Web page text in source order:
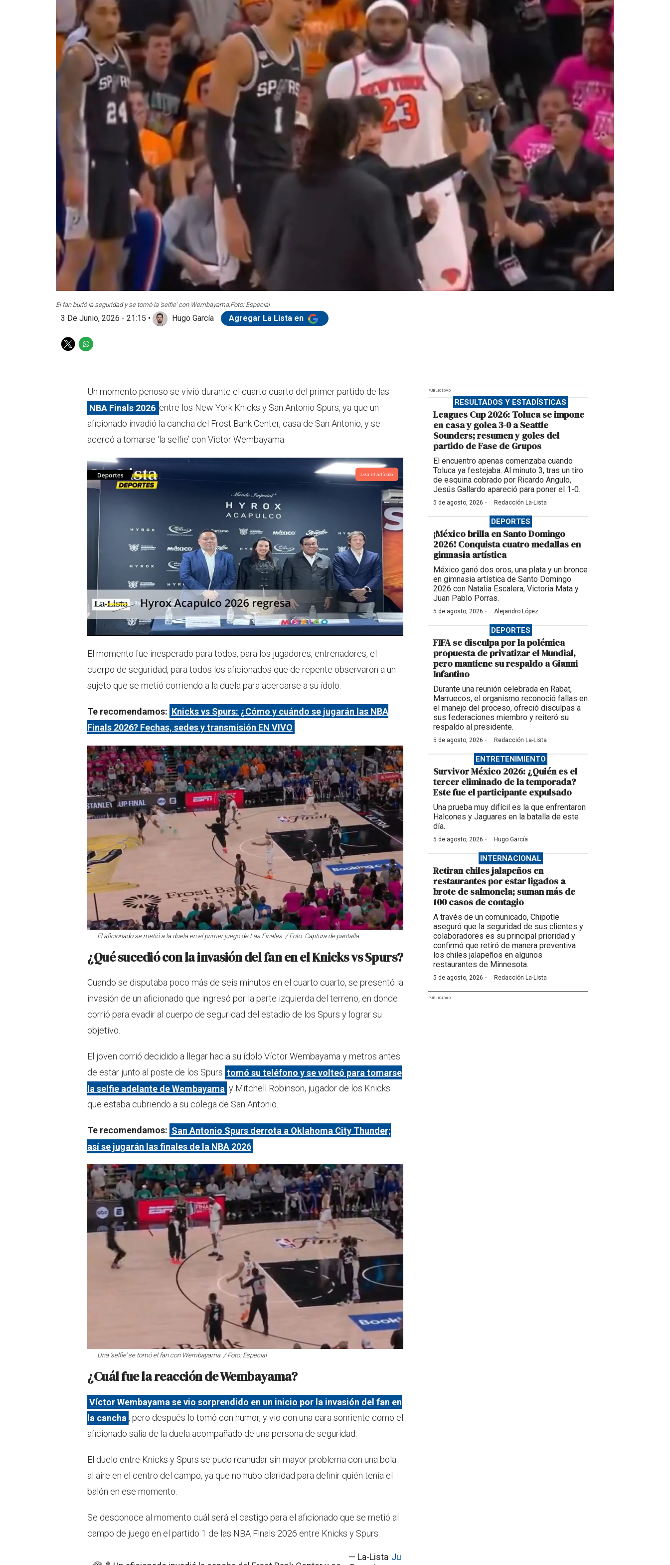
El fan burló la seguridad y se tomó la 'selfie' con Wembayama.Foto: Especial
3 De Junio, 2026 - 21:15 • Hugo García Agregar La Lista en
T
W
s
a
p
p
Un momento penoso se vivió durante el cuarto cuarto del primer partido de las
NBA Finals 2026 entre los New York Knicks y San Antonio Spurs, ya que un
aficionado invadió la cancha del Frost Bank Center, casa de San Antonio, y se
acercó a tomarse ‘la selfie’ con Víctor Wembayama.
Lea el artículo
El momento fue inesperado para todos, para los jugadores, entrenadores, el
cuerpo de seguridad, para todos los aficionados que de repente observaron a un
sujeto que se metió corriendo a la duela para acercarse a su ídolo.
Te recomendamos: Knicks vs Spurs: ¿Cómo y cuándo se jugarán las NBA
Finals 2026? Fechas, sedes y transmisión EN VIVO
El aficionado se metió a la duela en el primer juego de Las Finales. / Foto: Captura de pantalla
¿Qué sucedió con la invasión del fan en el Knicks vs Spurs?
Cuando se disputaba poco más de seis minutos en el cuarto cuarto, se presentó la
invasión de un aficionado que ingresó por la parte izquierda del terreno, en donde
corrió para evadir al cuerpo de seguridad del estadio de los Spurs y lograr su
objetivo.
El joven corrió decidido a llegar hacia su ídolo Víctor Wembayama y metros antes
de estar junto al poste de los Spurs tomó su teléfono y se volteó para tomarse
la selfie adelante de Wembayama y Mitchell Robinson, jugador de los Knicks
que estaba cubriendo a su colega de San Antonio.
Te recomendamos: San Antonio Spurs derrota a Oklahoma City Thunder;
así se jugarán las finales de la NBA 2026
Una ‘selfie’ se tomó el fan con Wembayama. / Foto: Especial
¿Cuál fue la reacción de Wembayama?
Víctor Wembayama se vio sorprendido en un inicio por la invasión del fan en
la cancha , pero después lo tomó con humor, y vio con una cara sonriente como el
aficionado salía de la duela acompañado de una persona de seguridad.
El duelo entre Knicks y Spurs se pudo reanudar sin mayor problema con una bola
al aire en el centro del campo, ya que no hubo claridad para definir quién tenía el
balón en ese momento.
Se desconoce al momento cuál será el castigo para el aficionado que se metió al
campo de juego en el partido 1 de las NBA Finals 2026 entre Knicks y Spurs.
— La-Lista Ju
PUBLICIDAD
RESULTADOS Y ESTADÍSTICAS
Leagues Cup 2026: Toluca se impone
en casa y golea 3-0 a Seattle
Sounders; resumen y goles del
partido de Fase de Grupos
El encuentro apenas comenzaba cuando
Toluca ya festejaba. Al minuto 3, tras un tiro
de esquina cobrado por Ricardo Angulo,
Jesús Gallardo apareció para poner el 1-0.
5 de agosto, 2026 · Redacción La-Lista
DEPORTES
¡México brilla en Santo Domingo
2026! Conquista cuatro medallas en
gimnasia artística
México ganó dos oros, una plata y un bronce
en gimnasia artística de Santo Domingo
2026 con Natalia Escalera, Victoria Mata y
Juan Pablo Porras.
5 de agosto, 2026 · Alejandro López
DEPORTES
FIFA se disculpa por la polémica
propuesta de privatizar el Mundial,
pero mantiene su respaldo a Gianni
Infantino
Durante una reunión celebrada en Rabat,
Marruecos, el organismo reconoció fallas en
el manejo del proceso, ofreció disculpas a
sus federaciones miembro y reiteró su
respaldo al presidente.
5 de agosto, 2026 · Redacción La-Lista
ENTRETENIMIENTO
Survivor México 2026: ¿Quién es el
tercer eliminado de la temporada?
Este fue el participante expulsado
Una prueba muy difícil es la que enfrentaron
Halcones y Jaguares en la batalla de este
día.
5 de agosto, 2026 · Hugo García
INTERNACIONAL
Retiran chiles jalapeños en
restaurantes por estar ligados a
brote de salmonela; suman más de
100 casos de contagio
A través de un comunicado, Chipotle
aseguró que la seguridad de sus clientes y
colaboradores es su principal prioridad y
confirmó que retiró de manera preventiva
los chiles jalapeños en algunos
restaurantes de Minnesota.
5 de agosto, 2026 · Redacción La-Lista
PUBLICIDAD